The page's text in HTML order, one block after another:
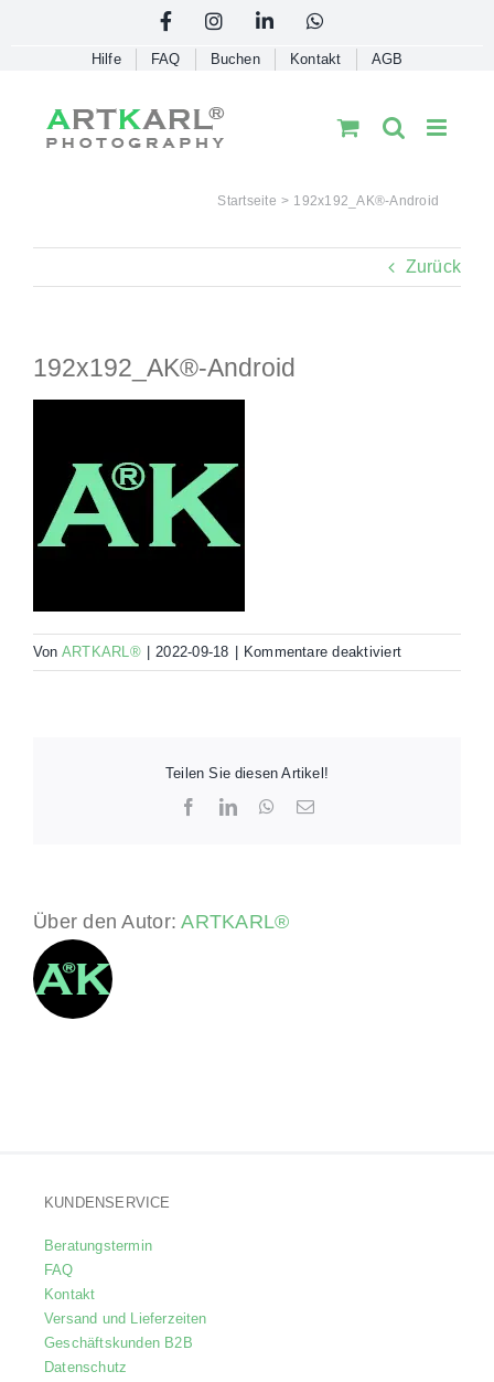
FacebookInstagramLinkedInWhatsApp
Hilfe FAQ Buchen Kontakt AGB
Startseite 192x192_AK®-Android
Zurück
192x192_AK®-Android
Von ARTKARL® 2022-09-18 Kommentare deaktiviertfür
Teilen Sie diesen Artikel!
FacebookLinkedInWhatsApp
E-
Über den Autor:ARTKARL®
KUNDENSERVICE
Beratungstermin
FAQ
Kontakt
Versand und Lieferzeiten
Geschäftskunden B2B
Datenschutz